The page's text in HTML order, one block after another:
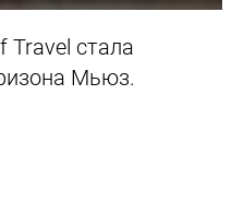
стала
Мьюз.